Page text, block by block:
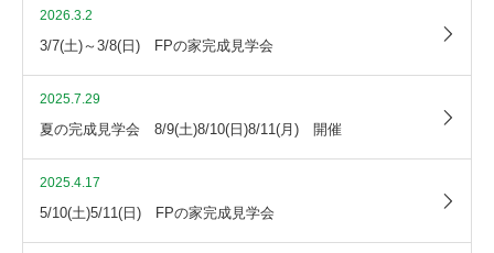
2026.3.2
3/7(土)～3/8(日) FPの家完成見学会
2025.7.29
夏の完成見学会 8/9(土)8/10(日)8/11(月) 開催
2025.4.17
5/10(土)5/11(日) FPの家完成見学会